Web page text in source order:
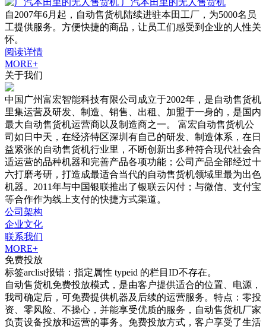
广汽本田里的无人售货机
自2007年6月起，自动售货机陆续进驻本田工厂，为5000名员
工提供服务。方便快捷的商品，让员工们感受到企业的人性关
怀。
阅读详情
MORE+
关于我们
中国广州富宏智能科技有限公司成立于2002年，是自动售货机
里集运营及研发、制造、销售、出租、加盟于一身的，是国内
最大自动售货机运营商以及制造商之一。 富宏自动售货机公
司如日中天，在经济特区深圳有自己的研发、制造体系，在日
益紧张的自动售货机行业里，不断创新出多种符合现代社会合
适运营的品种机器和完善产品各项功能；公司产品全部经过十
六打磨考研，打造成最适合当代的自动售货机领域里最为出色
机器。2011年与中国银联推出了银联云闪付；与微信、支付宝
等合作作为线上支付的快捷方式渠道。
公司架构
企业文化
联系我们
MORE+
免费投放
标签arclist报错：指定属性 typeid 的栏目ID不存在。
自动售货机免费投放模式，是由客户提供适合的位置、电源，
我司确定后，可免费提供机器及后续的运营服务。特点：零投
资、零风险、不操心，并能享受优质的服务，自动售货机厂家
负责设备投放和运营的事务。免费投放方式，客户享受了生活